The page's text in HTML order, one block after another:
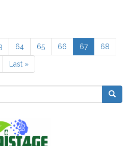
Page
64 Page
65 Page
66
Page
courante
67 Page
68
Dernière
page
Last »